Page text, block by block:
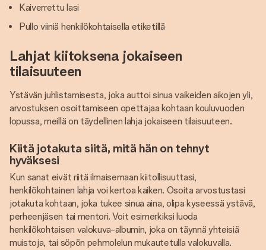
Kaiverrettu lasi
Pullo viiniä henkilökohtaisella etiketillä
Lahjat kiitoksena jokaiseen
tilaisuuteen
Ystävän juhlistamisesta, joka auttoi sinua vaikeiden aikojen yli,
arvostuksen osoittamiseen opettajaa kohtaan kouluvuoden
lopussa, meillä on täydellinen lahja jokaiseen tilaisuuteen.
Kiitä jotakuta siitä, mitä hän on tehnyt
hyväksesi
Kun sanat eivät riitä ilmaisemaan kiitollisuuttasi,
henkilökohtainen lahja voi kertoa kaiken. Osoita arvostustasi
jotakuta kohtaan, joka tukee sinua aina, olipa kyseessä ystävä,
perheenjäsen tai mentori. Voit esimerkiksi luoda
henkilökohtaisen valokuva-albumin, joka on täynnä yhteisiä
muistoja, tai söpön pehmolelun mukautetulla valokuvalla.